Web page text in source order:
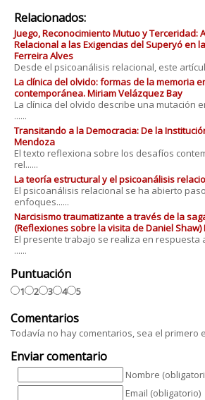
Relacionados:
Juego, Reconocimiento Mutuo y Terceridad:
Relacional a las Exigencias del Superyó en
Ferreira Alves
Desde el psicoanálisis relacional, este
La clínica del olvido: formas de la memoria
contemporánea. Miriam Velázquez Bay
La clínica del olvido describe una mutación
......
Transitando a la Democracia: De la
Mendoza
El texto reflexiona sobre los desafíos
rel......
La teoría estructural y el psicoanálisis
El psicoanálisis relacional se ha abierto
enfoques......
Narcisismo traumatizante a través de la
(Reflexiones sobre la visita de Daniel
El presente trabajo se realiza en respuesta
......
Puntuación
1 2 3 4 5
Comentarios
Todavía no hay comentarios, sea el primero
Enviar comentario
Nombre
Email (obligatorio)